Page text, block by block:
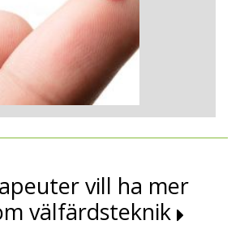
vill ha mer
välfärdsteknik